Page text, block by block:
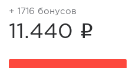
+ 1716 бонусов
11.440 i